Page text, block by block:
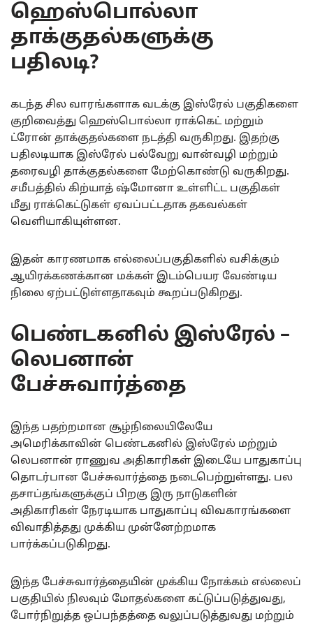
ஹெஸ்பொல்லா
தாக்குதல்களுக்கு
பதிலடி?
கடந்த சில வாரங்களாக வடக்கு இஸ்ரேல் பகுதிகளை
குறிவைத்து ஹெஸ்பொல்லா ராக்கெட் மற்றும்
ட்ரோன் தாக்குதல்களை நடத்தி வருகிறது. இதற்கு
பதிலடியாக இஸ்ரேல் பல்வேறு வான்வழி மற்றும்
தரைவழி தாக்குதல்களை மேற்கொண்டு வருகிறது.
சமீபத்தில் கிற்யாத் ஷ்மோனா உள்ளிட்ட பகுதிகள்
மீது ராக்கெட்டுகள் ஏவப்பட்டதாக தகவல்கள்
வெளியாகியுள்ளன.
இதன் காரணமாக எல்லைப்பகுதிகளில் வசிக்கும்
ஆயிரக்கணக்கான மக்கள் இடம்பெயர வேண்டிய
நிலை ஏற்பட்டுள்ளதாகவும் கூறப்படுகிறது.
பெண்டகனில் இஸ்ரேல் –
லெபனான்
பேச்சுவார்த்தை
இந்த பதற்றமான சூழ்நிலையிலேயே
அமெரிக்காவின் பெண்டகனில் இஸ்ரேல் மற்றும்
லெபனான் ராணுவ அதிகாரிகள் இடையே பாதுகாப்பு
தொடர்பான பேச்சுவார்த்தை நடைபெற்றுள்ளது. பல
தசாப்தங்களுக்குப் பிறகு இரு நாடுகளின்
அதிகாரிகள் நேரடியாக பாதுகாப்பு விவகாரங்களை
விவாதித்தது முக்கிய முன்னேற்றமாக
பார்க்கப்படுகிறது.
இந்த பேச்சுவார்த்தையின் முக்கிய நோக்கம் எல்லைப்
பகுதியில் நிலவும் மோதல்களை கட்டுப்படுத்துவது,
போர்நிறுத்த ஒப்பந்தத்தை வலுப்படுத்துவது மற்றும்